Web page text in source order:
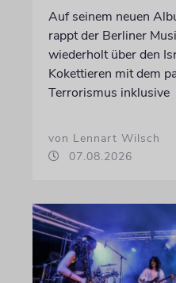
Auf seinem neuen
rappt der Berliner
wiederholt über den
Kokettieren mit dem
Terrorismus inklusive
von Lennart Wilsch
07.08.2026